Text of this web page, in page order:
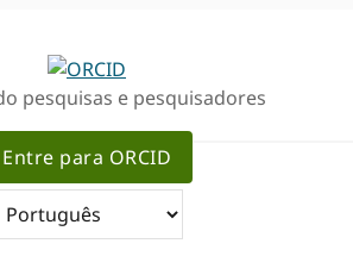
pesquisas e pesquisadores
Entre para ORCID